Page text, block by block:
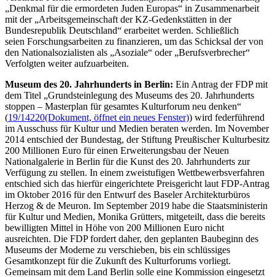
„Denkmal für die ermordeten Juden Europas“ in Zusammenarbeit
mit der „Arbeitsgemeinschaft der KZ-Gedenkstätten in der
Bundesrepublik Deutschland“ erarbeitet werden. Schließlich
seien Forschungsarbeiten zu finanzieren, um das Schicksal der von
den Nationalsozialisten als „Asoziale“ oder „Berufsverbrecher“
Verfolgten weiter aufzuarbeiten.
Museum des 20. Jahrhunderts in Berlin: Ein Antrag der FDP mit
dem Titel „Grundsteinlegung des Museums des 20. Jahrhunderts
stoppen – Masterplan für gesamtes Kulturforum neu denken“
(19/14220(Dokument, öffnet ein neues Fenster)) wird federführend
im Ausschuss für Kultur und Medien beraten werden. Im November
2014 entschied der Bundestag, der Stiftung Preußischer Kulturbesitz
200 Millionen Euro für einen Erweiterungsbau der Neuen
Nationalgalerie in Berlin für die Kunst des 20. Jahrhunderts zur
Verfügung zu stellen. In einem zweistufigen Wettbewerbsverfahren
entschied sich das hierfür eingerichtete Preisgericht laut FDP-Antrag
im Oktober 2016 für den Entwurf des Baseler Architekturbüros
Herzog & de Meuron. Im September 2019 habe die Staatsministerin
für Kultur und Medien, Monika Grütters, mitgeteilt, dass die bereits
bewilligten Mittel in Höhe von 200 Millionen Euro nicht
ausreichten. Die FDP fordert daher, den geplanten Baubeginn des
Museums der Moderne zu verschieben, bis ein schlüssiges
Gesamtkonzept für die Zukunft des Kulturforums vorliegt.
Gemeinsam mit dem Land Berlin solle eine Kommission eingesetzt